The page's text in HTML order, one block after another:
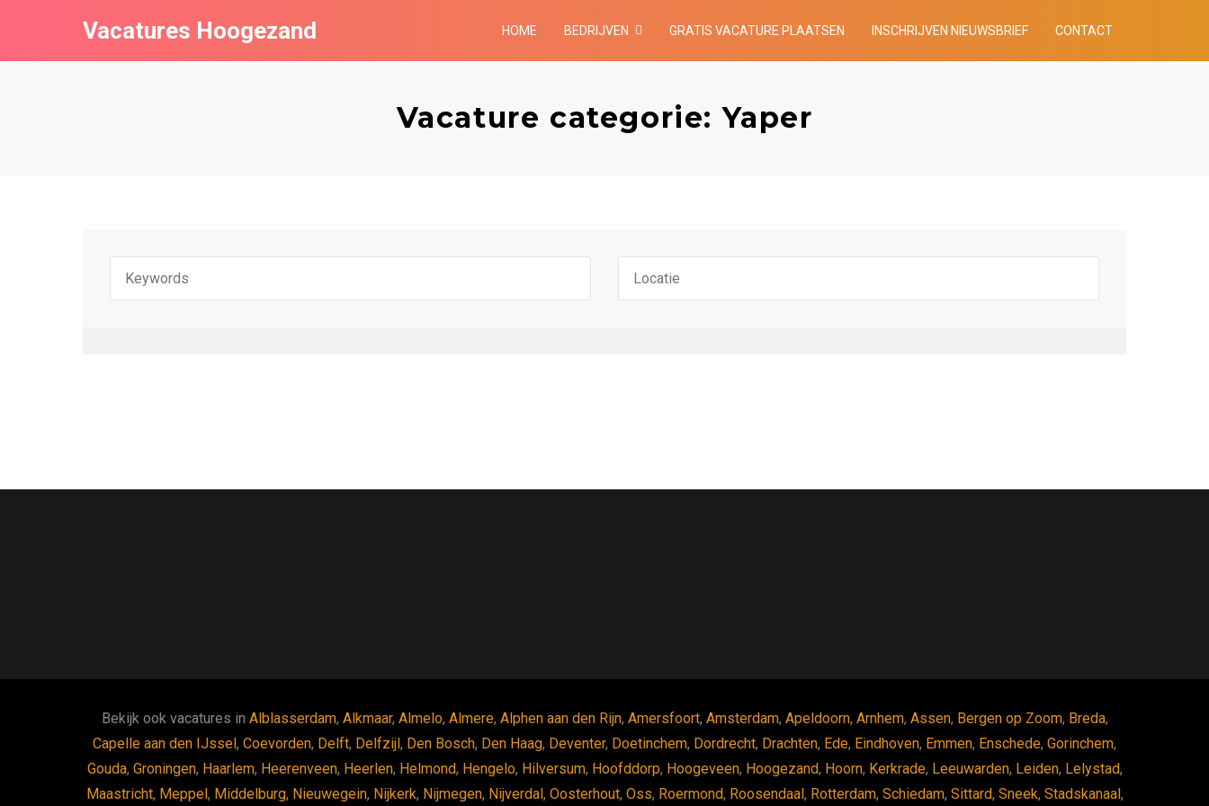
Vacatures Hoogezand HOME BEDRIJVEN GRATIS VACATURE PLAATSEN INSCHRIJVEN NIEUWSBRIEF CONTACT
Vacature categorie: Yaper
Bekijk ook vacatures in Alblasserdam, Alkmaar, Almelo, Almere, Alphen aan den Rijn, Amersfoort, Amsterdam, Apeldoorn, Arnhem, Assen, Bergen op Zoom, Breda,
Capelle aan den IJssel , Coevorden, Delft, Delfzijl , Den Bosch, Den Haag, Deventer, Doetinchem, Dordrecht, Drachten, Ede, Eindhoven, Emmen, Enschede, Gorinchem,
Gouda, Groningen, Haarlem, Heerenveen, Heerlen, Helmond, Hengelo, Hilversum, Hoofddorp, Hoogeveen, Hoogezand, Hoorn, Kerkrade, Leeuwarden, Leiden, Lelystad,
Maastricht, Meppel , Middelburg, Nieuwegein, Nijkerk, Nijmegen, Nijverdal , Oosterhout, Oss, Roermond, Roosendaal , Rotterdam, Schiedam, Sittard, Sneek, Stadskanaal ,